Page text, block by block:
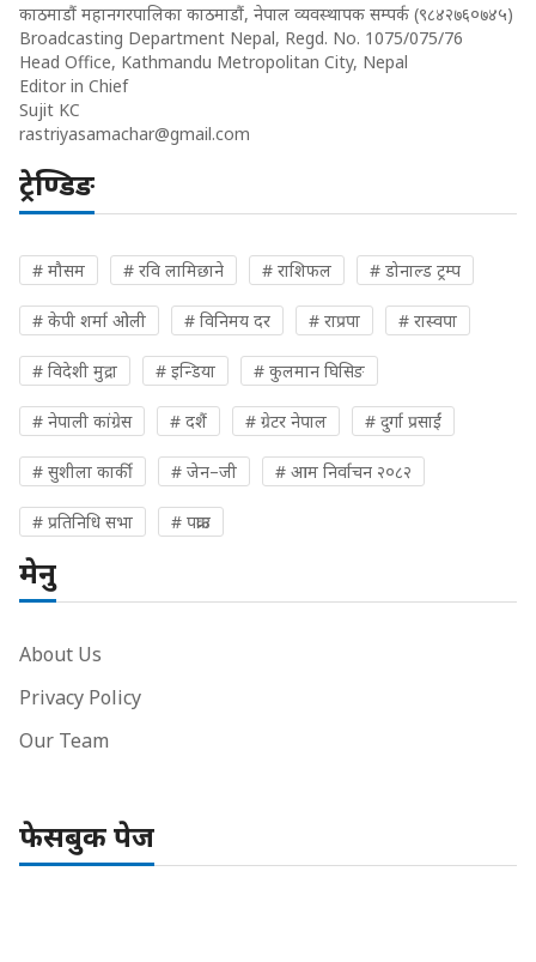
काठमाडौं महानगरपालिका काठमाडौं, नेपाल व्यवस्थापक सम्पर्क (९८४२७६०७४५)
Broadcasting Department Nepal, Regd. No. 1075/075/76
Head Office, Kathmandu Metropolitan City, Nepal
Editor in Chief
Sujit KC
rastriyasamachar@gmail.com
ट्रेण्डिङ
# मौसम # रवि लामिछाने # राशिफल # डोनाल्ड ट्रम्प
# केपी शर्मा ओली # विनिमय दर # राप्रपा # रास्वपा
# विदेशी मुद्रा # इन्डिया # कुलमान घिसिङ
# नेपाली कांग्रेस # दशैं # ग्रेटर नेपाल # दुर्गा प्रसाईं
# सुशीला कार्की # जेन–जी # आम निर्वाचन २०८२
# प्रतिनिधि सभा # पक्राउ
मेनु
About Us
Privacy Policy
Our Team
फेसबुक पेज